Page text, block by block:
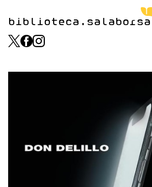
biblioteca.salaborsa